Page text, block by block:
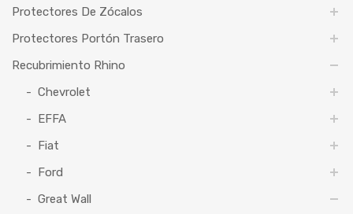
Protectores De Zócalos
Protectores Portón Trasero
Recubrimiento Rhino
Chevrolet
EFFA
Fiat
Ford
Great Wall